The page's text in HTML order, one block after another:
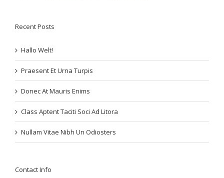
Recent Posts
Hallo Welt!
Praesent Et Urna Turpis
Donec At Mauris Enims
Class Aptent Taciti Soci Ad Litora
Nullam Vitae Nibh Un Odiosters
Contact Info